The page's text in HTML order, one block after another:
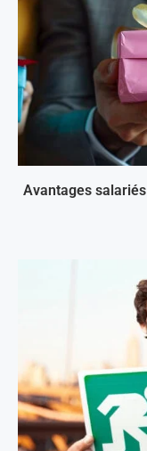
Avantages